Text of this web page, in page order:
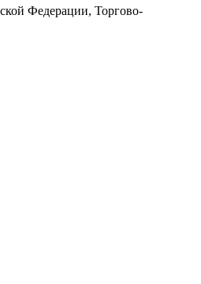
Федерации, Торгово-